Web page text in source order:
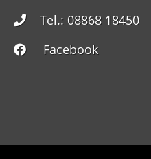
Tel.: 08868 18450
Facebook